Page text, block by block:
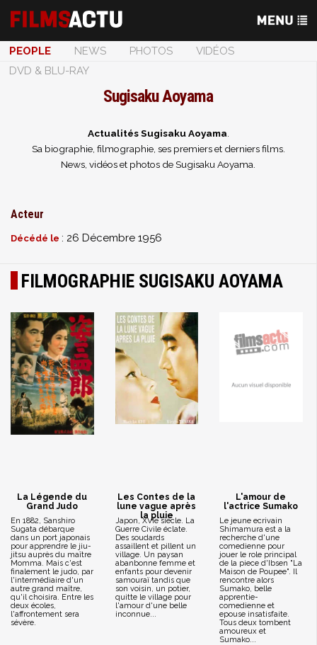
PEOPLE NEWS PHOTOS
VIDÉOS
DVD & BLU-RAY
Sugisaku Aoyama
Actualités Sugisaku Aoyama
Sa biographie, filmographie, ses premiers et derniers films.
News, vidéos et photos de Sugisaku Aoyama.
Acteur
Décédé le : 26 Décembre 1956
FILMOGRAPHIE SUGISAKU AOYAMA
La Légende du
Grand Judo
En 1882, Sanshiro
Sugata débarque
dans un port japonais
pour apprendre le jiu-
jitsu auprès du maître
Momma. Mais c'est
finalement le judo, par
l'intermédiaire d'un
autre grand maître,
qu'il choisira. Entre les
deux écoles,
l'affrontement sera
sévère.
Les Contes de la
lune vague après
la pluie
Japon, XVIe siècle. La
Guerre Civile éclate.
Des soudards
assaillent et pillent un
village. Un paysan
abanbonne femme et
enfants pour devenir
samouraï tandis que
son voisin, un potier,
quitte le village pour
l'amour d'une belle
inconnue...
L'amour de
l'actrice Sumako
Le jeune ecrivain
Shimamura est a la
recherche d'une
comedienne pour
jouer le role principal
de la piece d'Ibsen "La
Maison de Poupee". Il
rencontre alors
Sumako, belle
apprentie-
comedienne et
epouse insatisfaite.
Tous deux tombent
amoureux et
Sumako...